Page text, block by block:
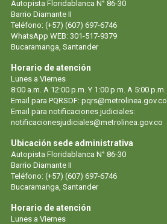
Autopista Floridablanca N° 86-30
Barrio Diamante II
Teléfono: (+57) (607) 697-6746
WhatsApp WEB: 301-517-9379
Bucaramanga, Santander
Horario de atención
Lunes a Viernes
8:00 a.m. A 12:00 p.m. Y 1:00 p.m. A 5:00 p.m.
Email para PQRSDF: pqrs@metrolinea.gov.co
Email para notificaciones judiciales:
notificacionesjudiciales@metrolinea.gov.co
Ubicación sede administrativa
Autopista Floridablanca N° 86-30
Barrio Diamante II
Teléfono: (+57) (607) 697-6746
Bucaramanga, Santander
Horario de atención
Lunes a Viernes